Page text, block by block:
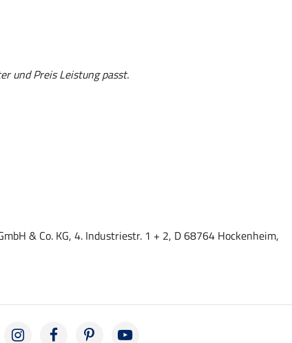
und Preis Leistung passt.
& Co. KG, 4. Industriestr. 1 + 2, D 68764 Hockenheim,